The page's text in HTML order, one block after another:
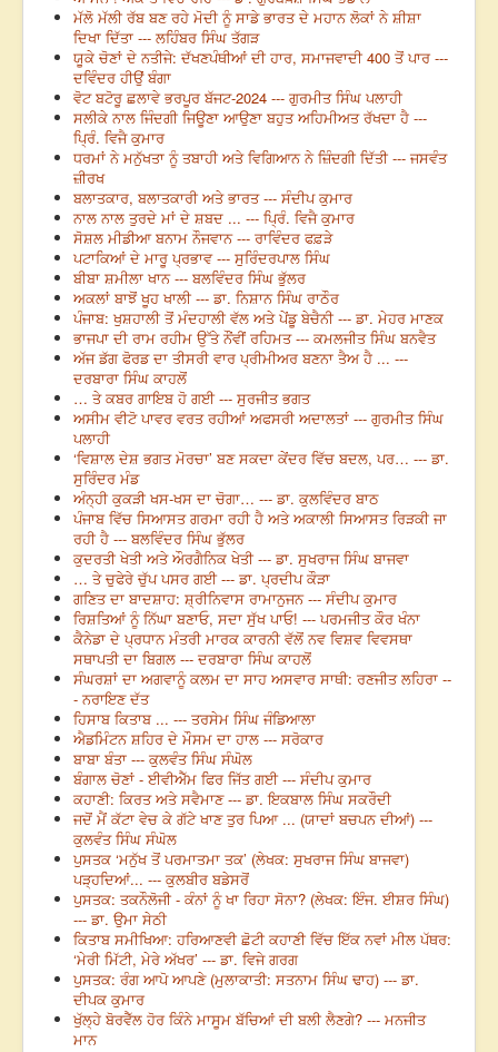
ਮੱਲੋ ਮੱਲੀ ਰੱਬ ਬਣ ਰਹੇ ਮੋਦੀ ਨੂੰ ਸਾਡੇ ਭਾਰਤ ਦੇ ਮਹਾਨ ਲੋਕਾਂ ਨੇ ਸ਼ੀਸ਼ਾ
ਦਿਖਾ ਦਿੱਤਾ --- ਲਹਿੰਬਰ ਸਿੰਘ ਤੱਗੜ
ਯੂਕੇ ਚੋਣਾਂ ਦੇ ਨਤੀਜੇ: ਦੱਖਣਪੰਥੀਆਂ ਦੀ ਹਾਰ, ਸਮਾਜਵਾਦੀ 400 ਤੋਂ ਪਾਰ ---
ਦਵਿੰਦਰ ਹੀਉਂ ਬੰਗਾ
ਵੋਟ ਬਟੋਰੂ ਛਲਾਵੇ ਭਰਪੂਰ ਬੱਜਟ-2024 --- ਗੁਰਮੀਤ ਸਿੰਘ ਪਲਾਹੀ
ਸਲੀਕੇ ਨਾਲ ਜਿੰਦਗੀ ਜਿਊਣਾ ਆਉਣਾ ਬਹੁਤ ਅਹਿਮੀਅਤ ਰੱਖਦਾ ਹੈ ---
ਪ੍ਰਿੰ. ਵਿਜੈ ਕੁਮਾਰ
ਧਰਮਾਂ ਨੇ ਮਨੁੱਖਤਾ ਨੂੰ ਤਬਾਹੀ ਅਤੇ ਵਿਗਿਆਨ ਨੇ ਜ਼ਿੰਦਗੀ ਦਿੱਤੀ --- ਜਸਵੰਤ
ਜ਼ੀਰਖ
ਬਲਾਤਕਾਰ, ਬਲਾਤਕਾਰੀ ਅਤੇ ਭਾਰਤ --- ਸੰਦੀਪ ਕੁਮਾਰ
ਨਾਲ ਨਾਲ ਤੁਰਦੇ ਮਾਂ ਦੇ ਸ਼ਬਦ ... --- ਪ੍ਰਿੰ. ਵਿਜੈ ਕੁਮਾਰ
ਸੋਸ਼ਲ ਮੀਡੀਆ ਬਨਾਮ ਨੌਜਵਾਨ --- ਰਾਵਿੰਦਰ ਫਫ਼ੜੇ
ਪਟਾਕਿਆਂ ਦੇ ਮਾਰੂ ਪ੍ਰਭਾਵ --- ਸੁਰਿੰਦਰਪਾਲ ਸਿੰਘ
ਬੀਬਾ ਸ਼ਮੀਲਾ ਖਾਨ --- ਬਲਵਿੰਦਰ ਸਿੰਘ ਭੁੱਲਰ
ਅਕਲਾਂ ਬਾਝੋਂ ਖੂਹ ਖਾਲੀ --- ਡਾ. ਨਿਸ਼ਾਨ ਸਿੰਘ ਰਾਠੌਰ
ਪੰਜਾਬ: ਖੁਸ਼ਹਾਲੀ ਤੋਂ ਮੰਦਹਾਲੀ ਵੱਲ ਅਤੇ ਪੇਂਡੂ ਬੇਚੈਨੀ --- ਡਾ. ਮੇਹਰ ਮਾਣਕ
ਭਾਜਪਾ ਦੀ ਰਾਮ ਰਹੀਮ ਉੱਤੇ ਨੌਂਵੀਂ ਰਹਿਮਤ --- ਕਮਲਜੀਤ ਸਿੰਘ ਬਨਵੈਤ
ਅੱਜ ਡੱਗ ਫੋਰਡ ਦਾ ਤੀਸਰੀ ਵਾਰ ਪ੍ਰੀਮੀਅਰ ਬਣਨਾ ਤੈਅ ਹੈ ... ---
ਦਰਬਾਰਾ ਸਿੰਘ ਕਾਹਲੋਂ
… ਤੇ ਕਬਰ ਗਾਇਬ ਹੋ ਗਈ --- ਸੁਰਜੀਤ ਭਗਤ
ਅਸੀਮ ਵੀਟੋ ਪਾਵਰ ਵਰਤ ਰਹੀਆਂ ਅਫਸਰੀ ਅਦਾਲਤਾਂ --- ਗੁਰਮੀਤ ਸਿੰਘ
ਪਲਾਹੀ
‘ਵਿਸ਼ਾਲ ਦੇਸ਼ ਭਗਤ ਮੋਰਚਾ’ ਬਣ ਸਕਦਾ ਕੇਂਦਰ ਵਿੱਚ ਬਦਲ, ਪਰ… --- ਡਾ.
ਸੁਰਿੰਦਰ ਮੰਡ
ਅੰਨ੍ਹੀ ਕੁਕੜੀ ਖਸ-ਖਸ ਦਾ ਚੋਗਾ… --- ਡਾ. ਕੁਲਵਿੰਦਰ ਬਾਠ
ਪੰਜਾਬ ਵਿੱਚ ਸਿਆਸਤ ਗਰਮਾ ਰਹੀ ਹੈ ਅਤੇ ਅਕਾਲੀ ਸਿਆਸਤ ਰਿੜਕੀ ਜਾ
ਰਹੀ ਹੈ --- ਬਲਵਿੰਦਰ ਸਿੰਘ ਭੁੱਲਰ
ਕੁਦਰਤੀ ਖੇਤੀ ਅਤੇ ਔਰਗੈਨਿਕ ਖੇਤੀ --- ਡਾ. ਸੁਖਰਾਜ ਸਿੰਘ ਬਾਜਵਾ
… ਤੇ ਚੁਫੇਰੇ ਚੁੱਪ ਪਸਰ ਗਈ --- ਡਾ. ਪ੍ਰਦੀਪ ਕੌੜਾ
ਗਣਿਤ ਦਾ ਬਾਦਸ਼ਾਹ: ਸ਼੍ਰੀਨਿਵਾਸ ਰਾਮਾਨੁਜਨ --- ਸੰਦੀਪ ਕੁਮਾਰ
ਰਿਸ਼ਤਿਆਂ ਨੂੰ ਨਿੱਘਾ ਬਣਾਓ, ਸਦਾ ਸੁੱਖ ਪਾਓ! --- ਪਰਮਜੀਤ ਕੌਰ ਖੰਨਾ
ਕੈਨੇਡਾ ਦੇ ਪ੍ਰਧਾਨ ਮੰਤਰੀ ਮਾਰਕ ਕਾਰਨੀ ਵੱਲੋਂ ਨਵ ਵਿਸ਼ਵ ਵਿਵਸਥਾ
ਸਥਾਪਤੀ ਦਾ ਬਿਗਲ --- ਦਰਬਾਰਾ ਸਿੰਘ ਕਾਹਲੋਂ
ਸੰਘਰਸ਼ਾਂ ਦਾ ਅਗਵਾਨੂੰ ਕਲਮ ਦਾ ਸਾਹ ਅਸਵਾਰ ਸਾਥੀ: ਰਣਜੀਤ ਲਹਿਰਾ --
- ਨਰਾਇਣ ਦੱਤ
ਹਿਸਾਬ ਕਿਤਾਬ ... --- ਤਰਸੇਮ ਸਿੰਘ ਜੰਡਿਆਲਾ
ਐਡਮਿੰਟਨ ਸ਼ਹਿਰ ਦੇ ਮੌਸਮ ਦਾ ਹਾਲ --- ਸਰੋਕਾਰ
ਬਾਬਾ ਬੰਤਾ --- ਕੁਲਵੰਤ ਸਿੰਘ ਸੰਘੋਲ
ਬੰਗਾਲ ਚੋਣਾਂ - ਈਵੀਐੱਮ ਫਿਰ ਜਿੱਤ ਗਈ --- ਸੰਦੀਪ ਕੁਮਾਰ
ਕਹਾਣੀ: ਕਿਰਤ ਅਤੇ ਸਵੈਮਾਣ --- ਡਾ. ਇਕਬਾਲ ਸਿੰਘ ਸਕਰੌਦੀ
ਜਦੋਂ ਮੈਂ ਕੱਟਾ ਵੇਚ ਕੇ ਗੱਟੇ ਖਾਣ ਤੁਰ ਪਿਆ ... (ਯਾਦਾਂ ਬਚਪਨ ਦੀਆਂ) ---
ਕੁਲਵੰਤ ਸਿੰਘ ਸੰਘੋਲ
ਪੁਸਤਕ ‘ਮਨੁੱਖ ਤੋਂ ਪਰਮਾਤਮਾ ਤਕ’ (ਲੇਖਕ: ਸੁਖਰਾਜ ਸਿੰਘ ਬਾਜਵਾ)
ਪੜ੍ਹਦਿਆਂ... --- ਕੁਲਬੀਰ ਬਡੇਸਰੋਂ
ਪੁਸਤਕ: ਤਕਨੌਲੋਜੀ - ਕੰਨਾਂ ਨੂੰ ਖਾ ਰਿਹਾ ਸੋਨਾ? (ਲੇਖਕ: ਇੰਜ. ਈਸ਼ਰ ਸਿੰਘ)
--- ਡਾ. ਉਮਾ ਸੇਠੀ
ਕਿਤਾਬ ਸਮੀਖਿਆ: ਹਰਿਆਣਵੀ ਛੋਟੀ ਕਹਾਣੀ ਵਿੱਚ ਇੱਕ ਨਵਾਂ ਮੀਲ ਪੱਥਰ:
‘ਮੇਰੀ ਮਿੱਟੀ, ਮੇਰੇ ਅੱਖਰ’ --- ਡਾ. ਵਿਜੇ ਗਰਗ
ਪੁਸਤਕ: ਰੰਗ ਆਪੋ ਆਪਣੇ (ਮੁਲਾਕਾਤੀ: ਸਤਨਾਮ ਸਿੰਘ ਢਾਹ) --- ਡਾ.
ਦੀਪਕ ਕੁਮਾਰ
ਖੁੱਲ੍ਹੇ ਬੋਰਵੈੱਲ ਹੋਰ ਕਿੰਨੇ ਮਾਸੂਮ ਬੱਚਿਆਂ ਦੀ ਬਲੀ ਲੈਣਗੇ? --- ਮਨਜੀਤ
ਮਾਨ